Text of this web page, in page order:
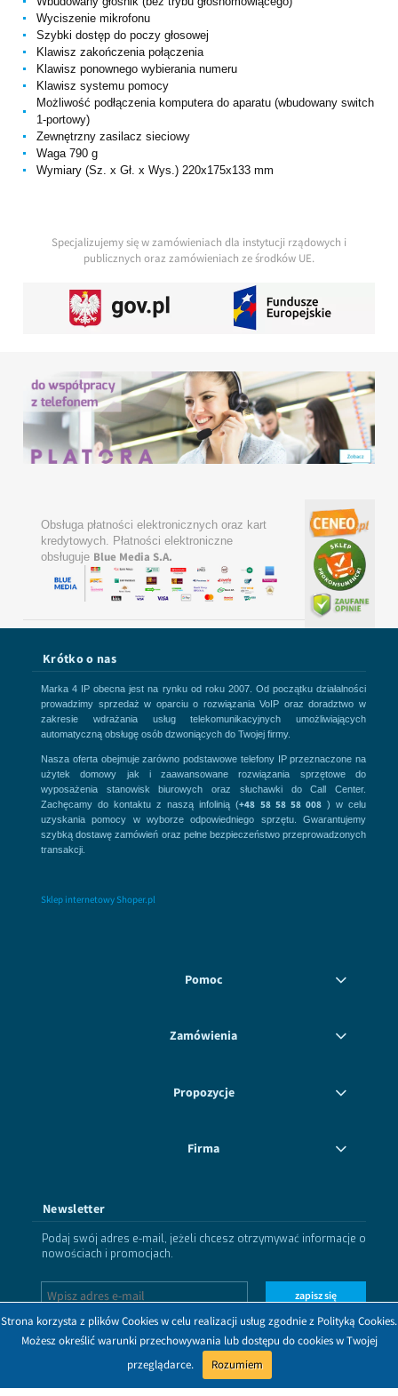
Wyciszenie mikrofonu
Szybki dostęp do poczy głosowej
Klawisz zakończenia połączenia
Klawisz ponownego wybierania numeru
Klawisz systemu pomocy
Możliwość podłączenia komputera do aparatu (wbudowany switch
1-portowy)
Zewnętrzny zasilacz sieciowy
Waga 790 g
Wymiary (Sz. x Gł. x Wys.) 220x175x133 mm
Specjalizujemy się w zamówieniach dla instytucji rządowych i
publicznych oraz zamówieniach ze środków UE.
Obsługa płatności elektronicznych oraz kart
kredytowych. Płatności elektroniczne
obsługuje Blue Media S.A.
Krótko o nas
Marka 4 IP obecna jest na rynku od roku 2007. Od początku działalności
prowadzimy sprzedaż w oparciu o rozwiązania VoIP oraz doradztwo w
zakresie wdrażania usług telekomunikacyjnych umożliwiających
automatyczną obsługę osób dzwoniących do Twojej firmy.
Nasza oferta obejmuje zarówno podstawowe telefony IP przeznaczone na
użytek domowy jak i zaawansowane rozwiązania sprzętowe do
wyposażenia stanowisk biurowych oraz słuchawki do Call Center.
Zachęcamy do kontaktu z naszą infolinią (+48 58 58 58 008) w celu
uzyskania pomocy w wyborze odpowiedniego sprzętu. Gwarantujemy
szybką dostawę zamówień oraz pełne bezpieczeństwo przeprowadzonych
transakcji.
Sklep internetowy Shoper.pl
Pomoc
Zamówienia
Propozycje
Firma
Newsletter
Podaj swój adres e-mail, jeżeli chcesz otrzymywać informacje o
nowościach i promocjach.
zapisz się
Strona korzysta z plików Cookies w celu realizacji usług zgodnie z Polityką Cookies.
Możesz określić warunki przechowywania lub dostępu do cookies w Twojej
przeglądarce.
Rozumiem